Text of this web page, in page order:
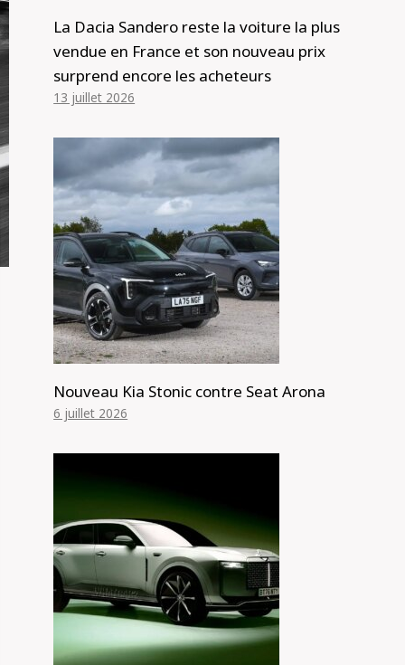
La Dacia Sandero reste la voiture la plus
vendue en France et son nouveau prix
surprend encore les acheteurs
13 juillet 2026
Nouveau Kia Stonic contre Seat Arona
6 juillet 2026